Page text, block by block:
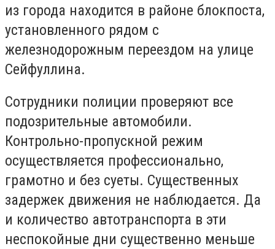
из города находится в районе блокпоста,
установленного рядом с
железнодорожным переездом на улице
Сейфуллина.
Сотрудники полиции проверяют все
подозрительные автомобили.
Контрольно-пропускной режим
осуществляется профессионально,
грамотно и без суеты. Существенных
задержек движения не наблюдается. Да
и количество автотранспорта в эти
неспокойные дни существенно меньше